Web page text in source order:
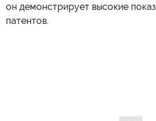
он демонстрирует высокие
патентов.